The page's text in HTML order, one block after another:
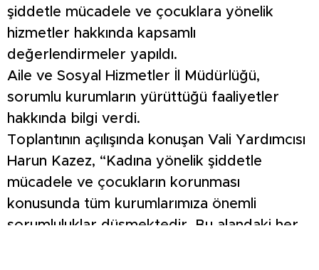
şiddetle mücadele ve çocuklara yönelik
hizmetler hakkında kapsamlı
değerlendirmeler yapıldı.
Aile ve Sosyal Hizmetler İl Müdürlüğü,
sorumlu kurumların yürüttüğü faaliyetler
hakkında bilgi verdi.
Toplantının açılışında konuşan Vali Yardımcısı
Harun Kazez, “Kadına yönelik şiddetle
mücadele ve çocukların korunması
konusunda tüm kurumlarımıza önemli
sorumluluklar düşmektedir. Bu alandaki her